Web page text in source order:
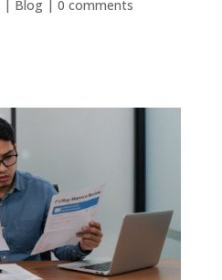
| Blog| 0 comments